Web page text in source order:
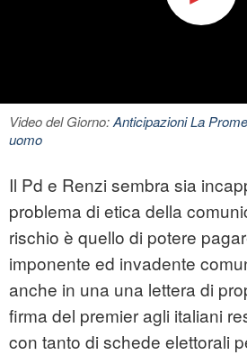
Video del Giorno:Anticipazioni La
uomo
Il Pd e Renzi sembra sia
problema di etica della
rischio è quello di potere
imponente ed invadente
anche in una una lettera di
firma del premier agli italiani
con tanto di schede elettorali